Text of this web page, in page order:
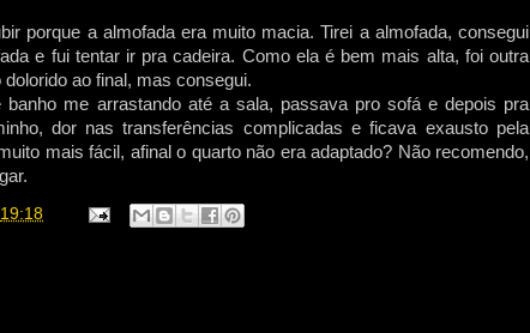
porque a almofada era muito macia. Tirei a almofada, consegui
e fui tentar ir pra cadeira. Como ela é bem mais alta, foi outra
ao final, mas consegui.
me arrastando até a sala, passava pro sofá e depois pra
dor nas transferências complicadas e ficava exausto pela
mais fácil, afinal o quarto não era adaptado? Não recomendo,
19:18